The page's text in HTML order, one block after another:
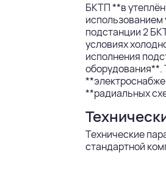
БКТП **в
подстанции 2
условиях
исполнения
**радиальных
Технические
стандартной